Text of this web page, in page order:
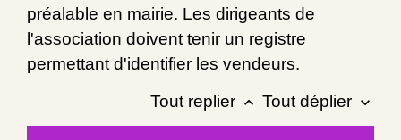
préalable en mairie. Les dirigeants de
l'association doivent tenir un registre
permettant d'identifier les vendeurs.
Tout replier keyboard_arrow_up Tout déplier keyboard_arrow_down